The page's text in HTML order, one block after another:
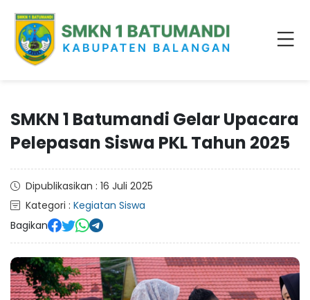
SMKN 1 Batumandi Gelar Upacara
Pelepasan Siswa PKL Tahun 2025
Dipublikasikan : 16 Juli 2025
Kategori : Kegiatan Siswa
Bagikan